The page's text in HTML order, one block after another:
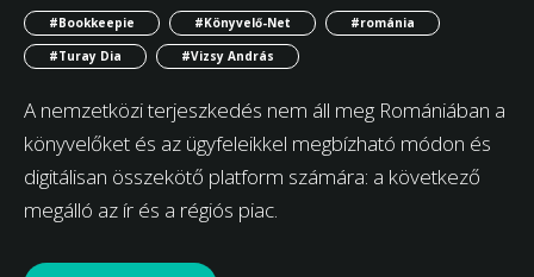
#Bookkeepie #Könyvelő-Net
#románia
#Turay Dia
#Vizsy András
A nemzetközi terjeszkedés nem áll meg Romániában a
könyvelőket és az ügyfeleikkel megbízható módon és
digitálisan összekötő platform számára: a következő
megálló az ír és a régiós piac.